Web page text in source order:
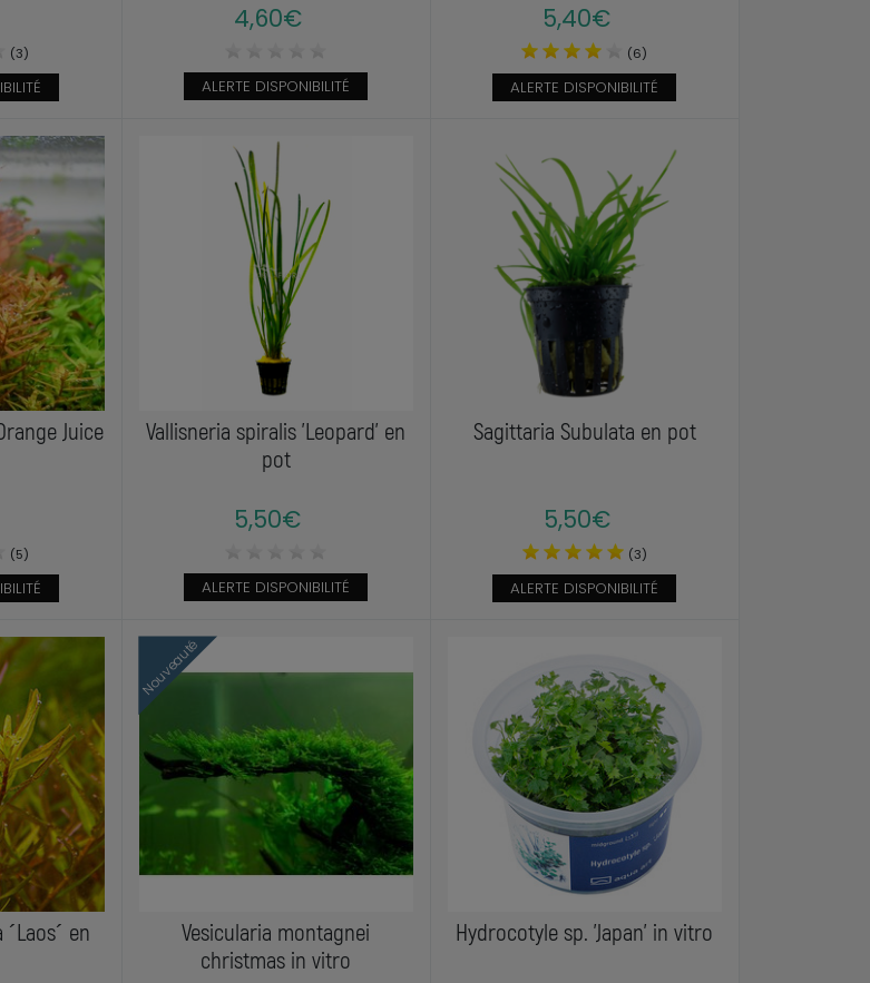
(3)
4,60€
ALERTE DISPONIBILITÉ
5,40€
(6)
ALERTE DISPONIBILITÉ
Juice
(5)
Vallisneria spiralis 'Leopard' en
pot
5,50€
ALERTE DISPONIBILITÉ
Sagittaria Subulata en pot
5,50€
(3)
ALERTE DISPONIBILITÉ
en
Nouveauté
Vesicularia montagnei
christmas in vitro
Hydrocotyle sp. ’Japan’ in vitro